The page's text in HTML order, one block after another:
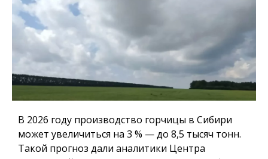
В 2026 году производство горчицы в Сибири
может увеличиться на 3 % — до 8,5 тысяч тонн.
Такой прогноз дали аналитики Центра